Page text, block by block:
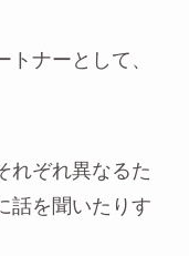
ナーとして、
れぞれ異なるた
話を聞いたりす